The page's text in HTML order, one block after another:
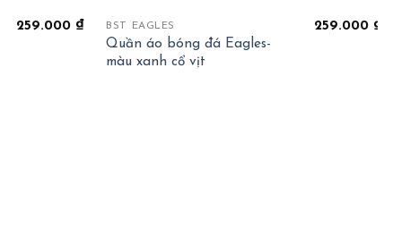
259.000 ₫ BST EAGLES
Quần áo bóng đá Eagles-
màu xanh cổ vịt
259.000 ₫